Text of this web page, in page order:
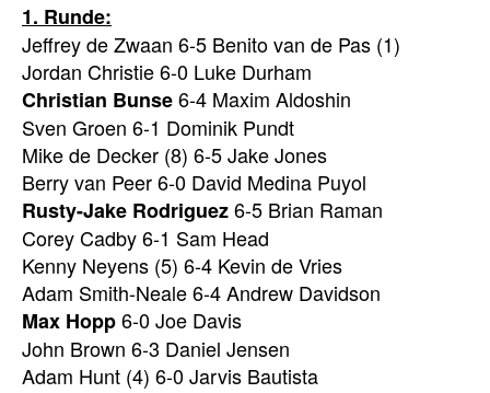
1. Runde:
Jeffrey de Zwaan 6-5 Benito van de Pas (1)
Jordan Christie 6-0 Luke Durham
Christian Bunse6-4 Maxim Aldoshin
Sven Groen 6-1 Dominik Pundt
Mike de Decker (8) 6-5 Jake Jones
Berry van Peer 6-0 David Medina Puyol
Rusty-Jake Rodriguez6-5 Brian Raman
Corey Cadby 6-1 Sam Head
Kenny Neyens (5) 6-4 Kevin de Vries
Adam Smith-Neale 6-4 Andrew Davidson
Max Hopp6-0 Joe Davis
John Brown 6-3 Daniel Jensen
Adam Hunt (4) 6-0 Jarvis Bautista